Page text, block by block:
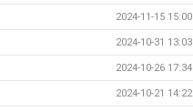
2024-11-15 15:00
2024-10-31 13:03
2024-10-26 17:34
2024-10-21 14:22